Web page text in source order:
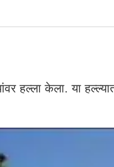
हल्ला केला. या